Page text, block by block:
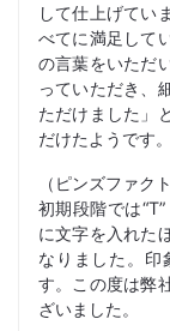
して仕上げてい
べてに満足して
の言葉をいただ
っていただき、
ただけました」
だけたようです。
（ピンズファク
初期段階では
に文字を入れた
なりました。印
す。この度は弊
ざいました。